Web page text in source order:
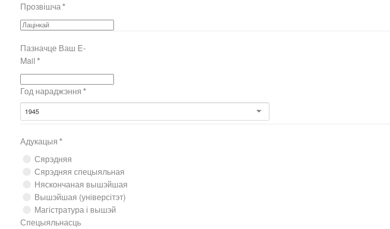
Прозвішча*
Пазначце Ваш E-
Mail*
Год нараджэння*
1945
Адукацыя*
Сярэдняя
Сярэдняя спецыяльная
Няскончаная вышэйшая
Вышэйшая (універсітэт)
Магістратура і вышэй
Спецыяльнасць